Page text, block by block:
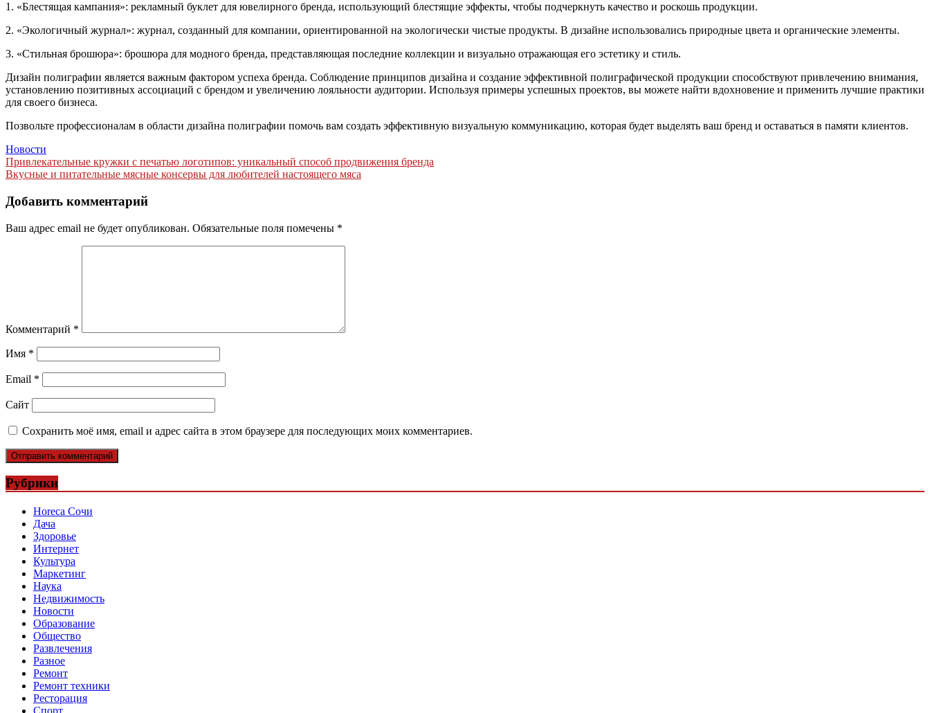
1. «Блестящая кампания»: рекламный буклет для ювелирного бренда, использующий блестящие эффекты, чтобы подчеркнуть качество и роскошь продукции.
2. «Экологичный журнал»: журнал, созданный для компании, ориентированной на экологически чистые продукты. В дизайне использовались природные цвета и органические элементы.
3. «Стильная брошюра»: брошюра для модного бренда, представляющая последние коллекции и визуально отражающая его эстетику и стиль.
Дизайн полиграфии является важным фактором успеха бренда. Соблюдение принципов дизайна и создание эффективной полиграфической продукции способствуют привлечению внимания,
установлению позитивных ассоциаций с брендом и увеличению лояльности аудитории. Используя примеры успешных проектов, вы можете найти вдохновение и применить лучшие практики
для своего бизнеса.
Позвольте профессионалам в области дизайна полиграфии помочь вам создать эффективную визуальную коммуникацию, которая будет выделять ваш бренд и оставаться в памяти клиентов.
Новости
Навигация
по
записям
Привлекательные кружки с печатью логотипов: уникальный способ продвижения бренда
Вкусные и питательные мясные консервы для любителей настоящего мяса
Добавить комментарий
Ваш адрес email не будет опубликован. Обязательные поля помечены *
Комментарий *
Имя *
Email *
Сайт
Сохранить моё имя, email и адрес сайта в этом браузере для последующих моих комментариев.
Рубрики
Horeca Сочи
Дача
Здоровье
Интернет
Культура
Маркетинг
Наука
Недвижимость
Новости
Образование
Общество
Развлечения
Разное
Ремонт
Ремонт техники
Ресторация
Спорт